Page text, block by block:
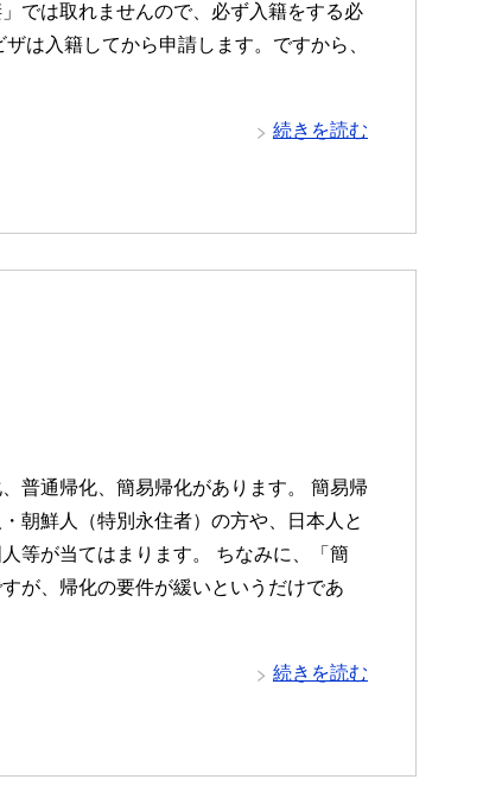
」では取れませんので、必ず入籍をする必
は入籍してから申請します。ですから、
続きを読む
普通帰化、簡易帰化があります。 簡易帰
朝鮮人（特別永住者）の方や、日本人と
等が当てはまります。 ちなみに、「簡
が、帰化の要件が緩いというだけであ
続きを読む